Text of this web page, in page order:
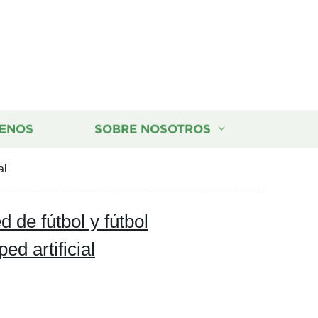
SOBRE NOSOTROS
de fútbol y fútbol
artificial